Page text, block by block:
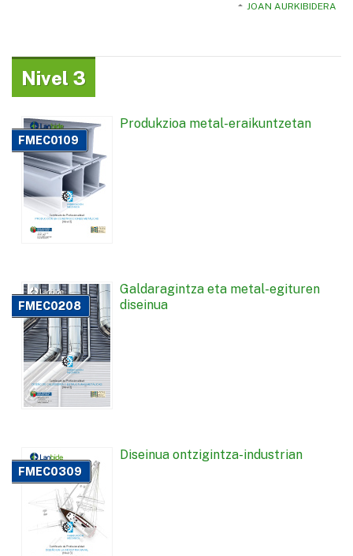
JOAN AURKIBIDERA
Nivel 3
FMEC0109
Produkzioa metal-eraikuntzetan
FMEC0208
Galdaragintza eta metal-egituren
diseinua
FMEC0309
Diseinua ontzigintza-industrian